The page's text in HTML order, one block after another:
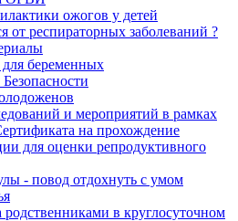
ожогов у детей
от респираторных заболеваний ?
беременных
и мероприятий в рамках
на прохождение
для оценки репродуктивного
- повод отдохнуть с умом
родственниками в круглосуточном